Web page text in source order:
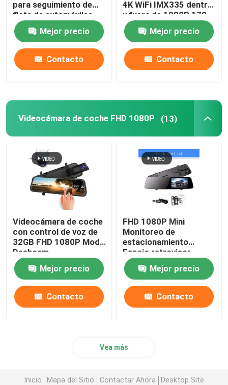
para seguimiento de
flota de automóviles
estacionados
Mejor precio
Contacto
4K WiFi IMX335 dentro
y fuera de 1080P 170
grados
Mejor precio
Contacto
Videocámara de coche FHD 1080P (13)
Videocámara de coche
con control de voz de
32GB FHD 1080P Modo
Dashcam
Estacionamiento IP57
a prueba de agua
Mejor precio
Contacto
FHD 1080P Mini
Monitoreo de
estacionamiento
Espejo retrovisor
Grabador de coche
Cámara de doble lente
5V
Mejor precio
Contacto
Vea más
Inicio Mapa del Sitio Contactar Ahora Desktop Site